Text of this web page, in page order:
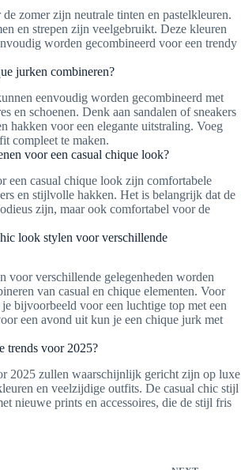
zomer zijn neutrale tinten en pastelkleuren.
en strepen zijn veelgebruikt. Deze kleuren
worden gecombineerd voor een trendy
jurken combineren?
eenvoudig worden gecombineerd met
en schoenen. Denk aan sandalen of sneakers
hakken voor een elegante uitstraling. Voeg
compleet te maken.
voor een casual chique look?
een casual chique look zijn comfortabele
en stijlvolle hakken. Het is belangrijk dat de
zijn, maar ook comfortabel voor de
look stylen voor verschillende
voor verschillende gelegenheden worden
van casual en chique elementen. Voor
bijvoorbeeld voor een luchtige top met een
een avond uit kun je een chique jurk met
trends voor 2025?
2025 zullen waarschijnlijk gericht zijn op luxe
en veelzijdige outfits. De casual chic stijl
nieuwe prints en accessoires, die de stijl fris